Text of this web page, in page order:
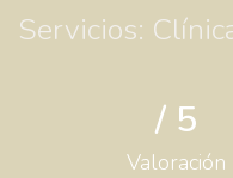
Servicios:
/ 5
Valoración